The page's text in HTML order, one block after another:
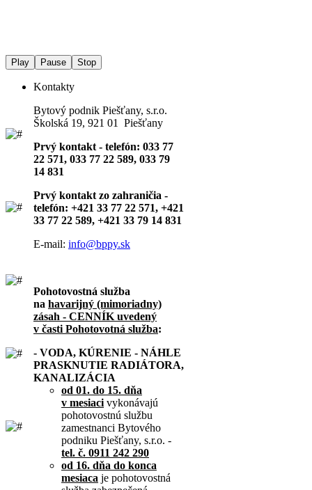
Play Pause Stop
Kontakty
Bytový podnik Piešťany, s.r.o.
Školská 19, 921 01 Piešťany
Prvý kontakt - telefón: 033 77
22 571, 033 77 22 589, 033 79
14 831
Prvý kontakt zo zahraničia -
telefón: +421 33 77 22 571, +421
33 77 22 589, +421 33 79 14 831
E-mail: info@bppy.sk
Pohotovostná služba
na havarijný (mimoriadny)
zásah - CENNÍK uvedený
v časti Pohotovotná služba:
- VODA, KÚRENIE - NÁHLE
PRASKNUTIE RADIÁTORA,
KANALIZÁCIA
od 01. do 15. dňa
v mesiaci vykonávajú
pohotovostnú službu
zamestnanci Bytového
podniku Piešťany, s.r.o. -
tel. č. 0911 242 290
od 16. dňa do konca
mesiaca je pohotovostná